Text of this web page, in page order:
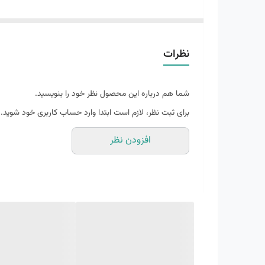
زیره ویبرام ضد لغزش
رویه گورتکس ضد آب
نظرات
شما هم درباره این محصول نظر خود را بنویسید.
برای ثبت نظر، لازم است ابتدا وارد حساب کاربری خود شوید.
افزودن نظر